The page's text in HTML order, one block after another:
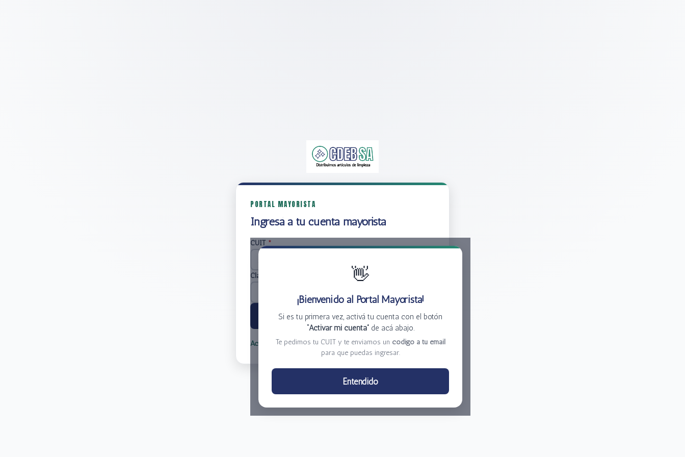
PORTAL MAYORISTA
Ingresá a tu cuenta mayorista
👋
¡Bienvenido al Portal Mayorista!
Si es tu primera vez, activá tu cuenta con el botón
“Activar mi cuenta”de acá abajo.
Te pedimos tu CUIT y te enviamos un código a tu email
para que puedas ingresar.
Entendido
CUIT *
Clave
Ingresar
Activar mi cuenta Olvidé mi clave
Centro de Distribución El Bacha S.A.